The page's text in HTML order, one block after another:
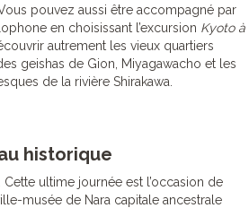
pouvez aussi être accompagné par
en choisissant l’excursion Kyoto à
autrement les vieux quartiers
geishas de Gion, Miyagawacho et les
de la rivière Shirakawa.
historique
ultime journée est l’occasion de
musée de Nara capitale ancestrale